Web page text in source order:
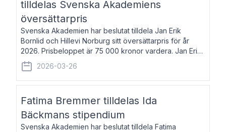
tilldelas Svenska Akademiens
översättarpris
Svenska Akademien har beslutat tilldela Jan Erik
Bornlid och Hillevi Norburg sitt översättarpris för år
2026. Prisbeloppet är 75 000 kronor vardera. Jan Erik
Bornlid, född 1947, är översättare från tyska. Han är
främst känd för sina översät
2026-03-26
Fatima Bremmer tilldelas Ida
Bäckmans stipendium
Svenska Akademien har beslutat tilldela Fatima